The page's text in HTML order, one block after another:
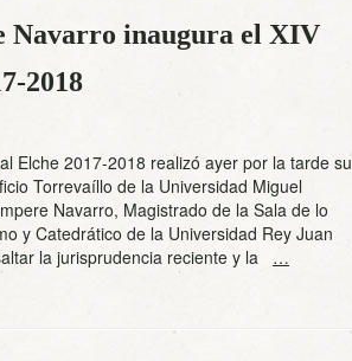
Navarro inaugura el XIV
2018
Elche 2017-2018 realizó ayer por la tarde su
Torrevaíllo de la Universidad Miguel
Navarro, Magistrado de la Sala de lo
y Catedrático de la Universidad Rey Juan
la jurisprudencia reciente y la …